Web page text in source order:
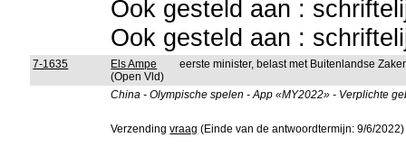
Ook gesteld aan :
Ook gesteld aan :
7-1635
Els Ampe
(Open Vld)
eerste minister, belast met Buitenlandse
China - Olympische spelen - App «MY2022» - Verplichte
Verzendingvraag (Einde van de antwoordtermijn: 9/6/2022)